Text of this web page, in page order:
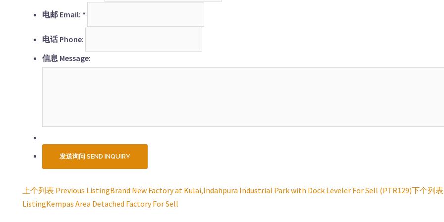
电邮 Email: *
电话 Phone:
信息 Message:
Listing
上个列表 Previous ListingBrand New Factory at Kulai,Indahpura Industrial Park with Dock Leveler For Sell (PTR129)下个列
ListingKempas Area Detached Factory For Sell